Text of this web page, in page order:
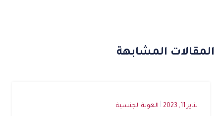
المقالات المشابهة
يناير 11, 2023 الهوية الجنسية